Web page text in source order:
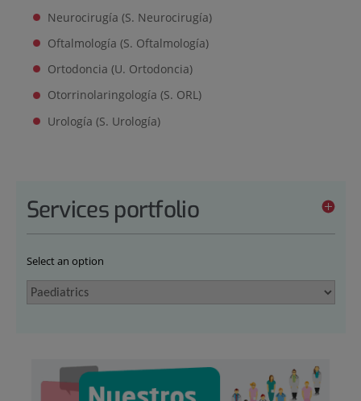
Neurocirugía (S. Neurocirugía)
Oftalmología (S. Oftalmología)
Ortodoncia (U. Ortodoncia)
Otorrinolaringología (S. ORL)
Urología (S. Urología)
Services portfolio
Select an option